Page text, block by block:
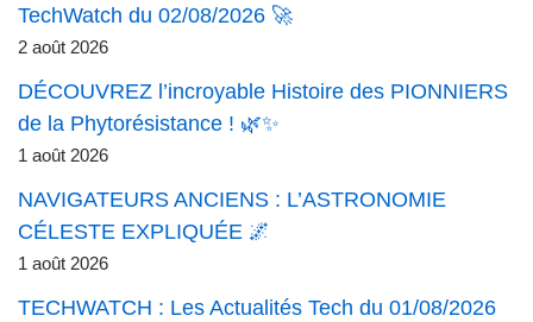
TechWatch du 02/08/2026 🚀
2 août 2026
DÉCOUVREZ l’incroyable Histoire des PIONNIERS
de la Phytorésistance ! 🌿✨
1 août 2026
NAVIGATEURS ANCIENS : L’ASTRONOMIE
CÉLESTE EXPLIQUÉE 🌌
1 août 2026
TECHWATCH : Les Actualités Tech du 01/08/2026